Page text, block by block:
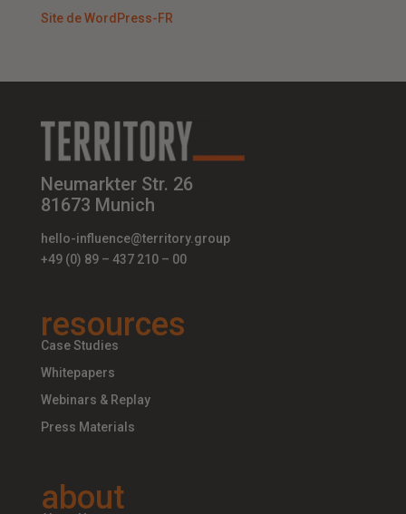
Site de WordPress-FR
Neumarkter Str. 26
81673 Munich
hello-influence@territory.group
+49 (0) 89 – 437 210 – 00
resources
Case Studies
Whitepapers
Webinars & Replay
Press Materials
about